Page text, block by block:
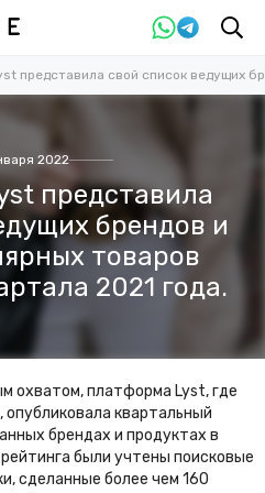
представила свой список ведущих
2022
представила
брендов и
товаров
2021 года.
охватом, платформа Lyst, где
квартальный
брендах и продуктах в
были учтены поисковые
сделанные более чем 160